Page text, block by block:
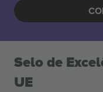
Selo de
UE